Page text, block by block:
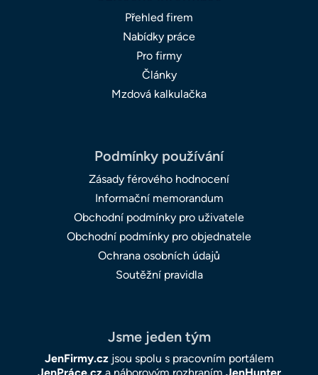
Přehled firem
Nabídky práce
Pro firmy
Články
Mzdová kalkulačka
Podmínky používání
Zásady férového hodnocení
Informační memorandum
Obchodní podmínky pro uživatele
Obchodní podmínky pro objednatele
Ochrana osobních údajů
Soutěžní pravidla
Jsme jeden tým
JenFirmy.czjsou spolu s pracovním portálem